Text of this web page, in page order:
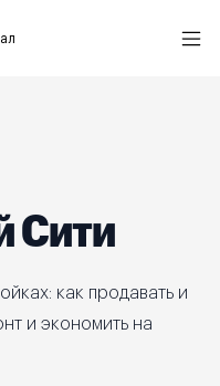
Сити
как продавать и
и экономить на